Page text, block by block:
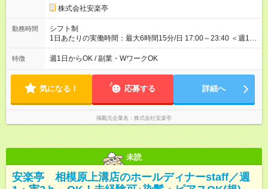
株式会社安楽亭
勤務時間
シフト制
1日あたりの実働時間：最大6時間15分/日 17:00～23:40 ＜週1日
～/短時間OK！＞ ※18歳未満・高校生は21:30までの勤務 ・シフ
トは自己申告制だから私生活優先でOK◎ ・週1日もあれば週5日
して短時間」など希望に合わせて働けます！
特徴 週1日からOK / 副業・WワークOK
気になる！ 応募する 詳細へ
掲載元企業名 株式会社安楽亭
未読
安楽亭 相模原上溝店のホールディナーstaff／週